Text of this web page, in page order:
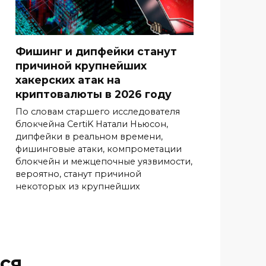
Фишинг и дипфейки станут
причиной крупнейших
хакерских атак на
криптовалюты в 2026 году
По словам старшего исследователя
блокчейна CertiK Натали Ньюсон,
дипфейки в реальном времени,
фишинговые атаки, компрометации
блокчейн и межцепочные уязвимости,
вероятно, станут причиной
некоторых из крупнейших